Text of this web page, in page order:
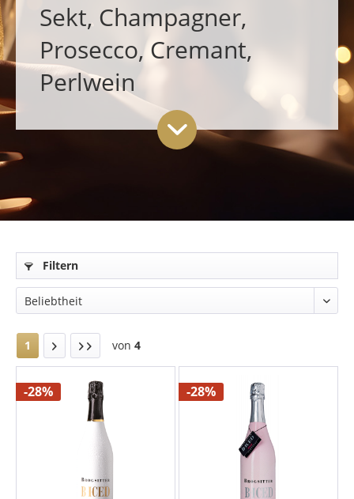
Sekt, Champagner,
Prosecco, Cremant,
Perlwein
Filtern
1 von 4
-28% -28%